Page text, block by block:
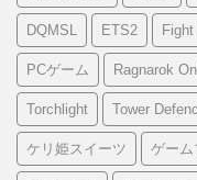
DQMSL ETS2
PCゲーム Ragnarok
Torchlight Tower
ケリ姫スイーツ ゲーム